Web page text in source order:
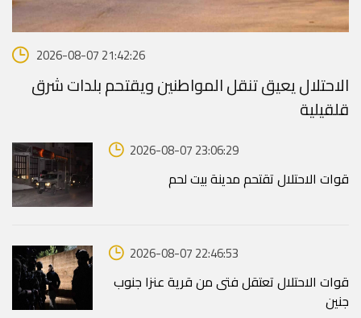
2026-08-07 21:42:26
الاحتلال يعيق تنقل المواطنين ويقتحم بلدات شرق
قلقيلية
2026-08-07 23:06:29
قوات الاحتلال تقتحم مدينة بيت لحم
2026-08-07 22:46:53
قوات الاحتلال تعتقل فتى من قرية عنزا جنوب
جنين